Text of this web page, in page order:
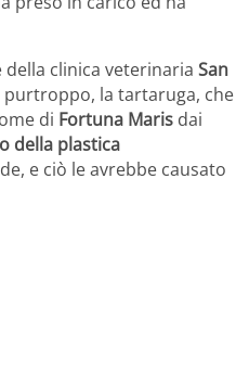
clinica veterinaria San
purtroppo, la tartaruga, che
di Fortuna Maris dai
della plastica
e ciò le avrebbe causato